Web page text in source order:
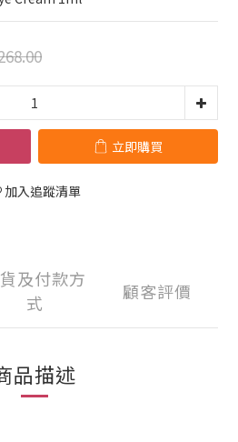
立即購買
加入追蹤清單
及付款方
式
顧客評價
品描述